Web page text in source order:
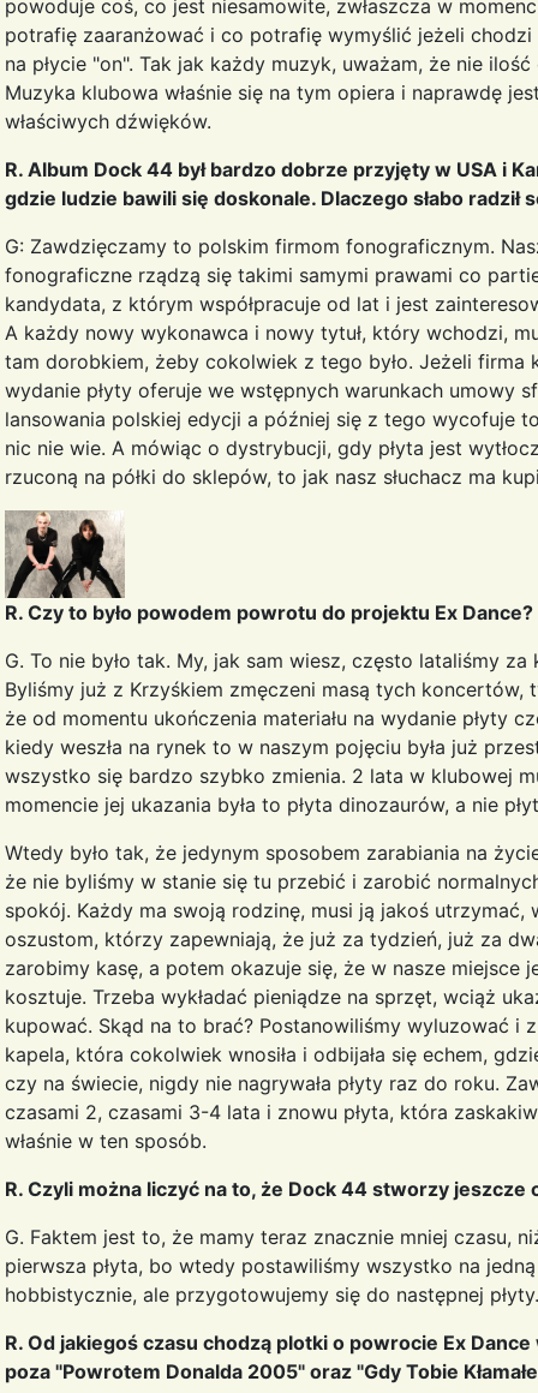
powoduje coś, co jest niesamowite, zwłaszcza w
potrafię zaaranżować i co potrafię wymyślić jeżeli
na płycie "on". Tak jak każdy muzyk, uważam, że nie
Muzyka klubowa właśnie się na tym opiera i naprawdę
właściwych dźwięków.
R. Album Dock 44 był bardzo dobrze przyjęty w USA i
gdzie ludzie bawili się doskonale. Dlaczego słabo radził
G: Zawdzięczamy to polskim firmom fonograficznym.
fonograficzne rządzą się takimi samymi prawami co
kandydata, z którym współpracuje od lat i jest
A każdy nowy wykonawca i nowy tytuł, który wchodzi,
tam dorobkiem, żeby cokolwiek z tego było. Jeżeli firma
wydanie płyty oferuje we wstępnych warunkach umowy
lansowania polskiej edycji a później się z tego wycofuje
nic nie wie. A mówiąc o dystrybucji, gdy płyta jest
rzuconą na półki do sklepów, to jak nasz słuchacz ma
R. Czy to było powodem powrotu do projektu Ex Dance?
G. To nie było tak. My, jak sam wiesz, często lataliśmy
Byliśmy już z Krzyśkiem zmęczeni masą tych
że od momentu ukończenia materiału na wydanie płyty
kiedy weszła na rynek to w naszym pojęciu była już
wszystko się bardzo szybko zmienia. 2 lata w klubowej
momencie jej ukazania była to płyta dinozaurów, a nie
Wtedy było tak, że jedynym sposobem zarabiania na
że nie byliśmy w stanie się tu przebić i zarobić
spokój. Każdy ma swoją rodzinę, musi ją jakoś utrzymać,
oszustom, którzy zapewniają, że już za tydzień, już za
zarobimy kasę, a potem okazuje się, że w nasze miejsce
kosztuje. Trzeba wykładać pieniądze na sprzęt, wciąż
kupować. Skąd na to brać? Postanowiliśmy wyluzować i
kapela, która cokolwiek wnosiła i odbijała się echem,
czy na świecie, nigdy nie nagrywała płyty raz do roku.
czasami 2, czasami 3-4 lata i znowu płyta, która
właśnie w ten sposób.
R. Czyli można liczyć na to, że Dock 44 stworzy jeszcze
G. Faktem jest to, że mamy teraz znacznie mniej czasu,
pierwsza płyta, bo wtedy postawiliśmy wszystko na
hobbistycznie, ale przygotowujemy się do następnej płyty.
R. Od jakiegoś czasu chodzą plotki o powrocie Ex
poza "Powrotem Donalda 2005" oraz "Gdy Tobie